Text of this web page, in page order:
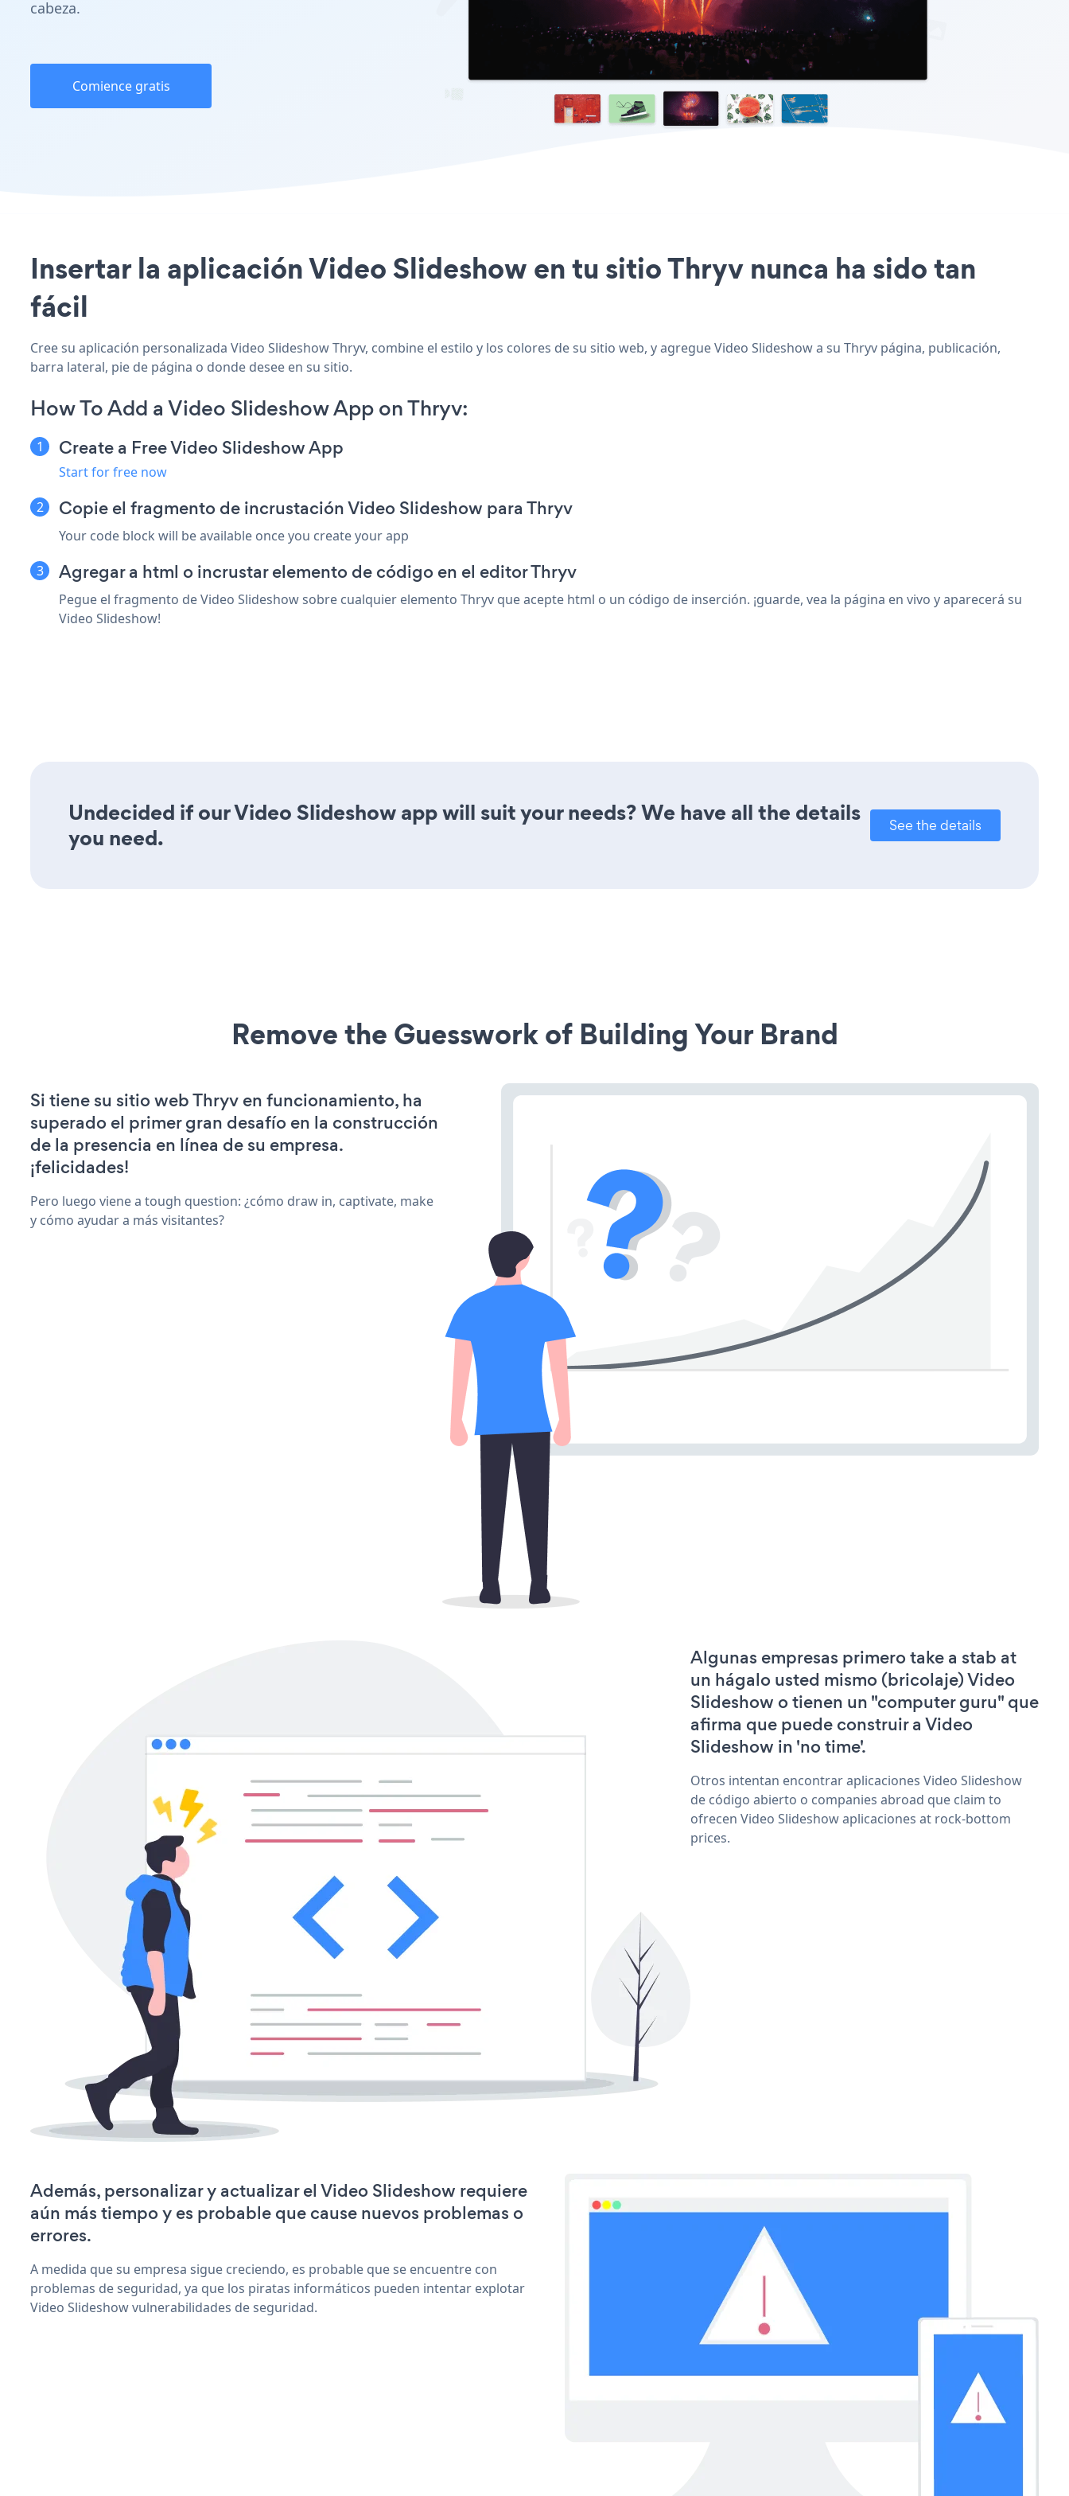
cabeza.
Comience gratis
Insertar la aplicación Video Slideshow en tu sitio Thryv nunca ha sido tan
fácil
Cree su aplicación personalizada Video Slideshow Thryv, combine el estilo y los colores de su sitio web, y agregue Video Slideshow a su Thryv página, publicación,
barra lateral, pie de página o donde desee en su sitio.
How To Add a Video Slideshow App on Thryv:
Create a Free Video Slideshow App
Start for free now
Copie el fragmento de incrustación Video Slideshow para Thryv
Your code block will be available once you create your app
Agregar a html o incrustar elemento de código en el editor Thryv
Pegue el fragmento de Video Slideshow sobre cualquier elemento Thryv que acepte html o un código de inserción. ¡guarde, vea la página en vivo y aparecerá su
Video Slideshow!
Undecided if our Video Slideshow app will suit your needs? We have all the details
you need.
See the details
Remove the Guesswork of Building Your Brand
Si tiene su sitio web Thryv en funcionamiento, ha
superado el primer gran desafío en la construcción
de la presencia en línea de su empresa.
¡felicidades!
Pero luego viene a tough question: ¿cómo draw in, captivate, make
y cómo ayudar a más visitantes?
Algunas empresas primero take a stab at
un hágalo usted mismo (bricolaje) Video
Slideshow o tienen un "computer guru" que
afirma que puede construir a Video
Slideshow in 'no time'.
Otros intentan encontrar aplicaciones Video Slideshow
de código abierto o companies abroad que claim to
ofrecen Video Slideshow aplicaciones at rock-bottom
prices.
Además, personalizar y actualizar el Video Slideshow requiere
aún más tiempo y es probable que cause nuevos problemas o
errores.
A medida que su empresa sigue creciendo, es probable que se encuentre con
problemas de seguridad, ya que los piratas informáticos pueden intentar explotar
Video Slideshow vulnerabilidades de seguridad.